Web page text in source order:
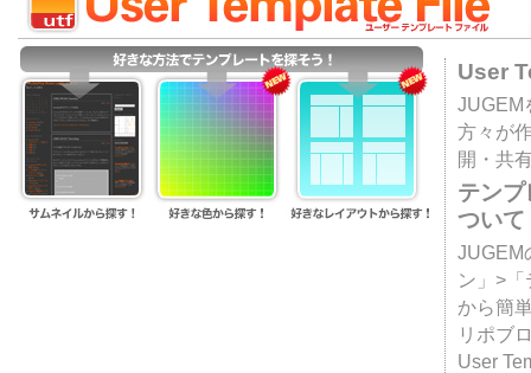
User
JUGEM
方々が
開・共
テン
ついて
JUGEM
ン」>
から簡
リポブ
User